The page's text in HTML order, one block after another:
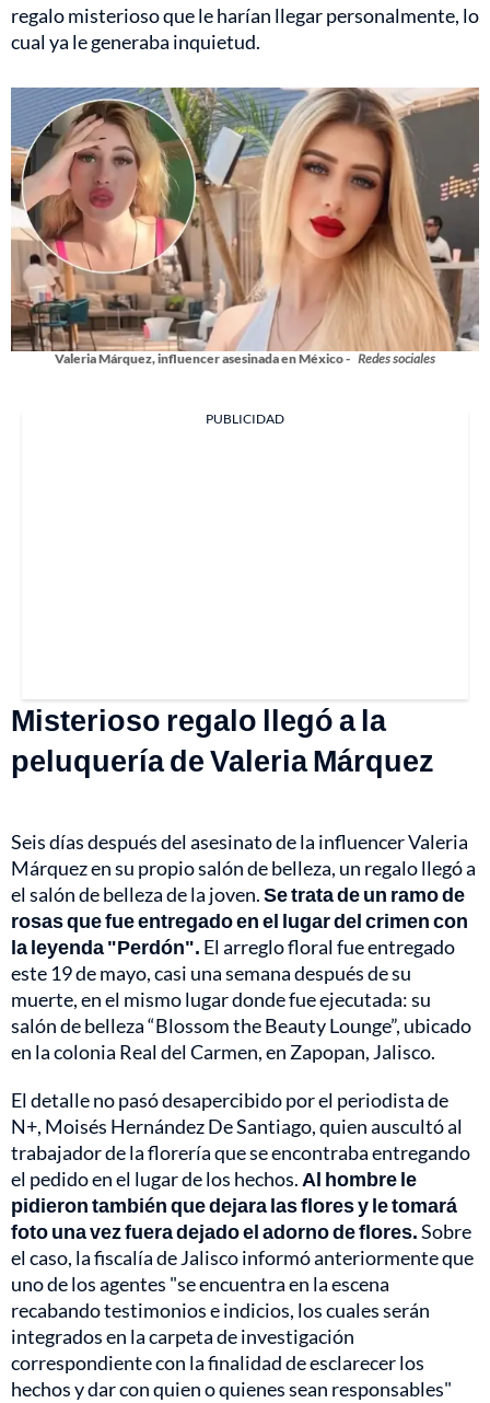
regalo misterioso que le harían llegar personalmente, lo
cual ya le generaba inquietud.
Valeria Márquez, influencer asesinada en México - Redes sociales
PUBLICIDAD
Misterioso regalo llegó a la
peluquería de Valeria Márquez
Seis días después del asesinato de la influencer Valeria
Márquez en su propio salón de belleza, un regalo llegó a
el salón de belleza de la joven.Se trata de un ramo de
rosas que fue entregado en el lugar del crimen con
la leyenda "Perdón". El arreglo floral fue entregado
este 19 de mayo, casi una semana después de su
muerte, en el mismo lugar donde fue ejecutada: su
salón de belleza “Blossom the Beauty Lounge”, ubicado
en la colonia Real del Carmen, en Zapopan, Jalisco.
El detalle no pasó desapercibido por el periodista de
N+, Moisés Hernández De Santiago, quien auscultó al
trabajador de la florería que se encontraba entregando
el pedido en el lugar de los hechos. Al hombre le
pidieron también que dejara las flores y le tomará
foto una vez fuera dejado el adorno de flores.Sobre
el caso, la fiscalía de Jalisco informó anteriormente que
uno de los agentes "se encuentra en la escena
recabando testimonios e indicios, los cuales serán
integrados en la carpeta de investigación
correspondiente con la finalidad de esclarecer los
hechos y dar con quien o quienes sean responsables"